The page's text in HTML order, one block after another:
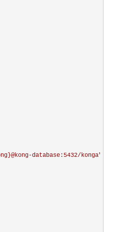
database:5432/konga"